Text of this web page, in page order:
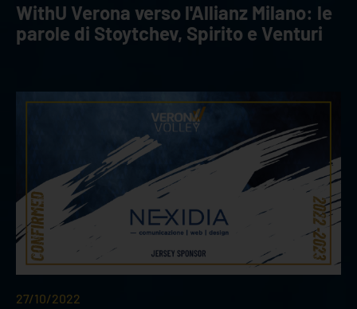
WithU Verona verso l'Allianz Milano: le
parole di Stoytchev, Spirito e Venturi
27/10/2022